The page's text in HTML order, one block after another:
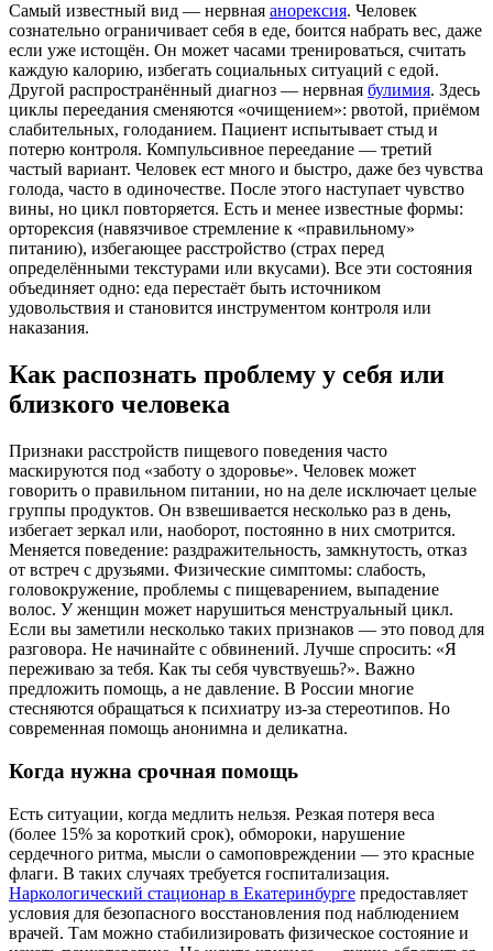
Самый известный вид — нервная анорексия. Человек
сознательно ограничивает себя в еде, боится набрать вес, даже
если уже истощён. Он может часами тренироваться, считать
каждую калорию, избегать социальных ситуаций с едой.
Другой распространённый диагноз — нервная булимия. Здесь
циклы переедания сменяются «очищением»: рвотой, приёмом
слабительных, голоданием. Пациент испытывает стыд и
потерю контроля. Компульсивное переедание — третий
частый вариант. Человек ест много и быстро, даже без чувства
голода, часто в одиночестве. После этого наступает чувство
вины, но цикл повторяется. Есть и менее известные формы:
орторексия (навязчивое стремление к «правильному»
питанию), избегающее расстройство (страх перед
определёнными текстурами или вкусами). Все эти состояния
объединяет одно: еда перестаёт быть источником
удовольствия и становится инструментом контроля или
наказания.
Как распознать проблему у себя или
близкого человека
Признаки расстройств пищевого поведения часто
маскируются под «заботу о здоровье». Человек может
говорить о правильном питании, но на деле исключает целые
группы продуктов. Он взвешивается несколько раз в день,
избегает зеркал или, наоборот, постоянно в них смотрится.
Меняется поведение: раздражительность, замкнутость, отказ
от встреч с друзьями. Физические симптомы: слабость,
головокружение, проблемы с пищеварением, выпадение
волос. У женщин может нарушиться менструальный цикл.
Если вы заметили несколько таких признаков — это повод для
разговора. Не начинайте с обвинений. Лучше спросить: «Я
переживаю за тебя. Как ты себя чувствуешь?». Важно
предложить помощь, а не давление. В России многие
стесняются обращаться к психиатру из-за стереотипов. Но
современная помощь анонимна и деликатна.
Когда нужна срочная помощь
Есть ситуации, когда медлить нельзя. Резкая потеря веса
(более 15% за короткий срок), обмороки, нарушение
сердечного ритма, мысли о самоповреждении — это красные
флаги. В таких случаях требуется госпитализация.
Наркологический стационар в Екатеринбурге предоставляет
условия для безопасного восстановления под наблюдением
врачей. Там можно стабилизировать физическое состояние и